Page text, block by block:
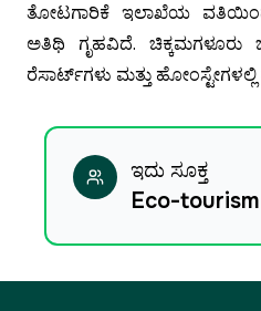
ತೋಟಗಾರಿಕೆ ಇಲಾಖೆಯ ವತಿಯಿಂದ
ಅತಿಥಿ ಗೃಹವಿದೆ. ಚಿಕ್ಕಮಗಳೂರು
ರೆಸಾರ್ಟ್‌ಗಳು ಮತ್ತು
ಇದು ಸೂಕ್ತ
Eco-tourism